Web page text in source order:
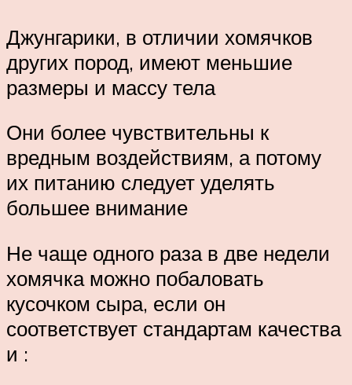
Джунгарики, в отличии хомячков
других пород, имеют меньшие
размеры и массу тела
Они более чувствительны к
вредным воздействиям, а потому
их питанию следует уделять
большее внимание
Не чаще одного раза в две недели
хомячка можно побаловать
кусочком сыра, если он
соответствует стандартам качества
и :